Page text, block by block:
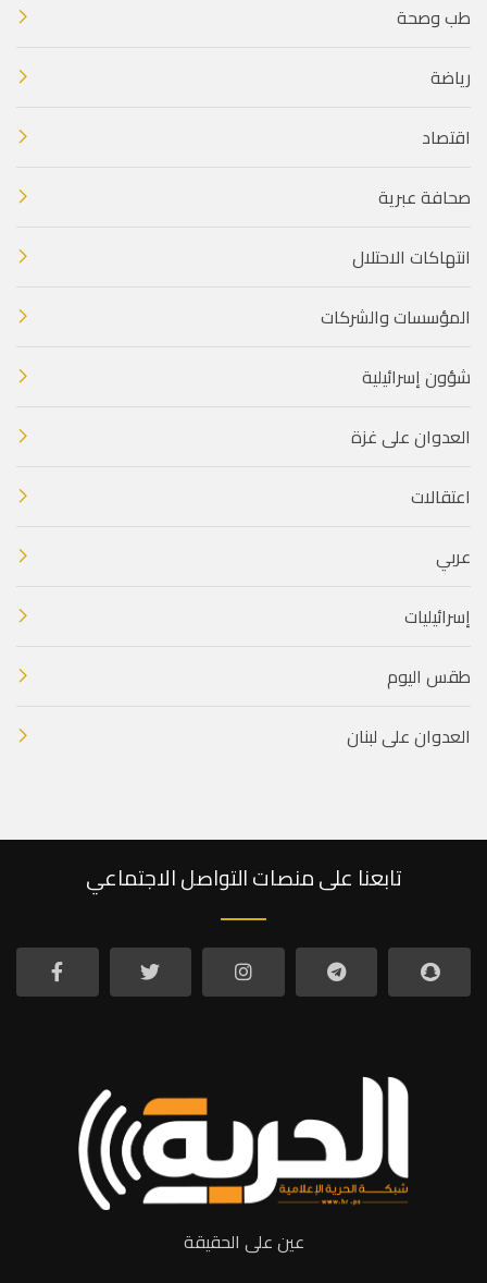
طب وصحة
رياضة
اقتصاد
صحافة عبرية
انتهاكات الاحتلال
المؤسسات والشركات
شؤون إسرائيلية
العدوان على غزة
اعتقالات
عربي
إسرائيليات
طقس اليوم
العدوان على لبنان
تابعنا على منصات التواصل الاجتماعي
عين على الحقيقة